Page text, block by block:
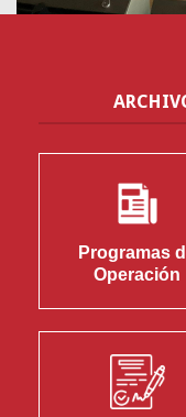
Programas
Operación